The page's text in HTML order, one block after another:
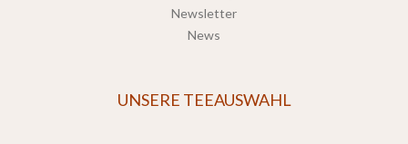
Newsletter
News
UNSERE TEEAUSWAHL